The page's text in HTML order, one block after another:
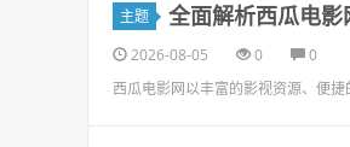
主题 全面解析西瓜电
2026-08-05 0
0
西瓜电影网以丰富的影视资源、便